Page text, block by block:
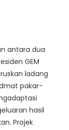
antara dua
GEM
ladang
pakar-
hasil
Projek